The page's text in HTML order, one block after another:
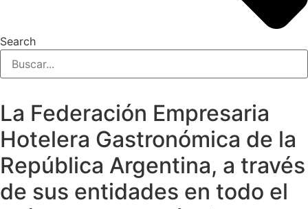
Search
La Federación Empresaria
Hotelera Gastronómica de la
República Argentina, a través
de sus entidades en todo el